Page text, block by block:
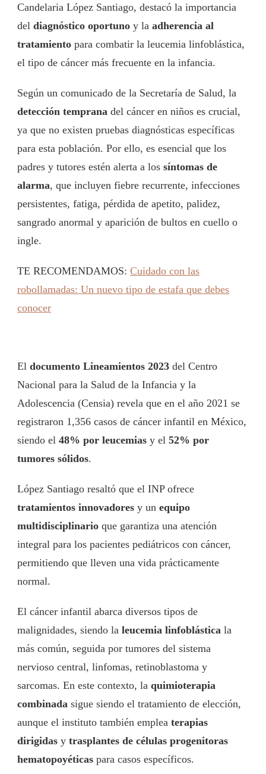
Candelaria López Santiago, destacó la importancia
del diagnóstico oportuno y la adherencia al
tratamiento para combatir la leucemia linfoblástica,
el tipo de cáncer más frecuente en la infancia.
Según un comunicado de la Secretaría de Salud, la
detección temprana del cáncer en niños es crucial,
ya que no existen pruebas diagnósticas específicas
para esta población. Por ello, es esencial que los
padres y tutores estén alerta a los síntomas de
alarma, que incluyen fiebre recurrente, infecciones
persistentes, fatiga, pérdida de apetito, palidez,
sangrado anormal y aparición de bultos en cuello o
ingle.
TE RECOMENDAMOS: Cuidado con las
robollamadas: Un nuevo tipo de estafa que debes
conocer
El documento Lineamientos 2023 del Centro
Nacional para la Salud de la Infancia y la
Adolescencia (Censia) revela que en el año 2021 se
registraron 1,356 casos de cáncer infantil en México,
siendo el 48% por leucemias y el 52% por
tumores sólidos.
López Santiago resaltó que el INP ofrece
tratamientos innovadores y un equipo
multidisciplinario que garantiza una atención
integral para los pacientes pediátricos con cáncer,
permitiendo que lleven una vida prácticamente
normal.
El cáncer infantil abarca diversos tipos de
malignidades, siendo la leucemia linfoblástica la
más común, seguida por tumores del sistema
nervioso central, linfomas, retinoblastoma y
sarcomas. En este contexto, la quimioterapia
combinada sigue siendo el tratamiento de elección,
aunque el instituto también emplea terapias
dirigidas y trasplantes de células progenitoras
hematopoyéticas para casos específicos.